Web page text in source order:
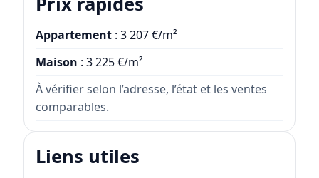
Appartement: 3 207 €/m²
Maison : 3 225 €/m²
À vérifier selon l’adresse, l’état et les ventes
comparables.
Liens utiles